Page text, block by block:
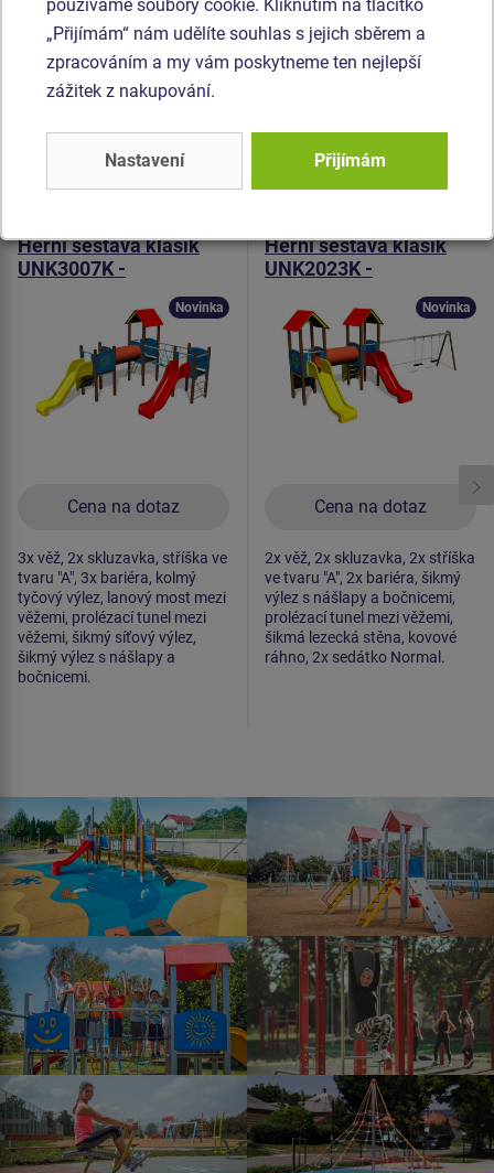
polyethylen, který se vyznačuje vysokou barevnou stálostí
a odolností proti UV záření). Veškerý materiál je
pozinkovaný nebo nerezový.
Podobné zboží
Herní sestava klasik
UNK3007K -
Cena na dotaz
Novinka
3x věž, 2x skluzavka, stříška ve
tvaru "A", 3x bariéra, kolmý
tyčový výlez, lanový most mezi
věžemi, prolézací tunel mezi
věžemi, šikmý síťový výlez,
šikmý výlez s nášlapy a
bočnicemi.
Herní sestava klasik
UNK2023K -
Cena na dotaz
Novinka
2x věž, 2x skluzavka, 2x stříška
ve tvaru "A", 2x bariéra, šikmý
výlez s nášlapy a bočnicemi,
prolézací tunel mezi věžemi,
šikmá lezecká stěna, kovové
ráhno, 2x sedátko Normal.
používáme soubory cookie. Kliknutím na tlačítko
„Přijímám“ nám udělíte souhlas s jejich sběrem a
zpracováním a my vám poskytneme ten nejlepší
zážitek z nakupování.
Nastavení Přijímám